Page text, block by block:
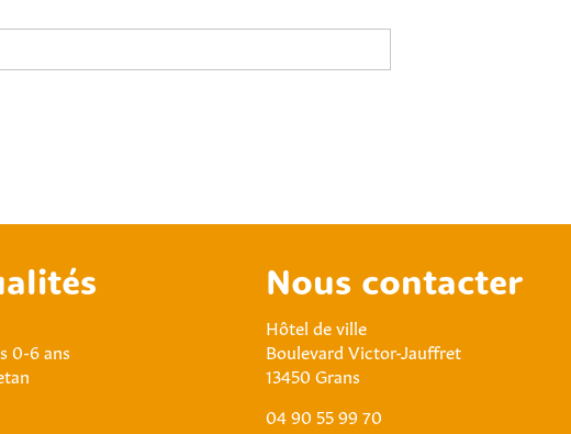
0-6 ans
Nous contacter
Hôtel de ville
Boulevard Victor-Jauffret
13450 Grans
04 90 55 99 70